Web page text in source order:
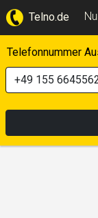
Telno.de
Telefonnummer